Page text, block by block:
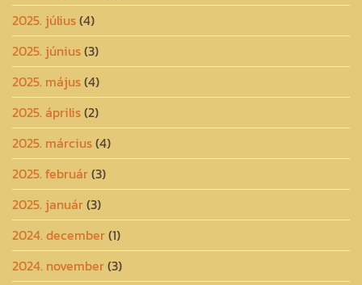
2025. július(4)
2025. június(3)
2025. május(4)
2025. április(2)
2025. március(4)
2025. február(3)
2025. január(3)
2024. december(1)
2024. november(3)